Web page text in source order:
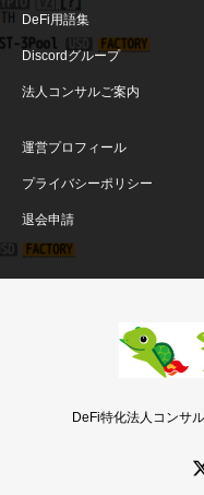
DeFi用語集
Discordグループ
法人コンサルご案内
運営プロフィール
プライバシーポリシー
退会申請
DeFi特化法人コンサ